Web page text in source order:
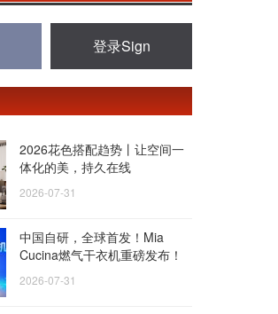
登录Sign
2026花色搭配趋势丨让空间一
体化的美，持久在线
2026-07-31
中国自研，全球首发！Mia
Cucina燃气干衣机重磅发布！
2026-07-31